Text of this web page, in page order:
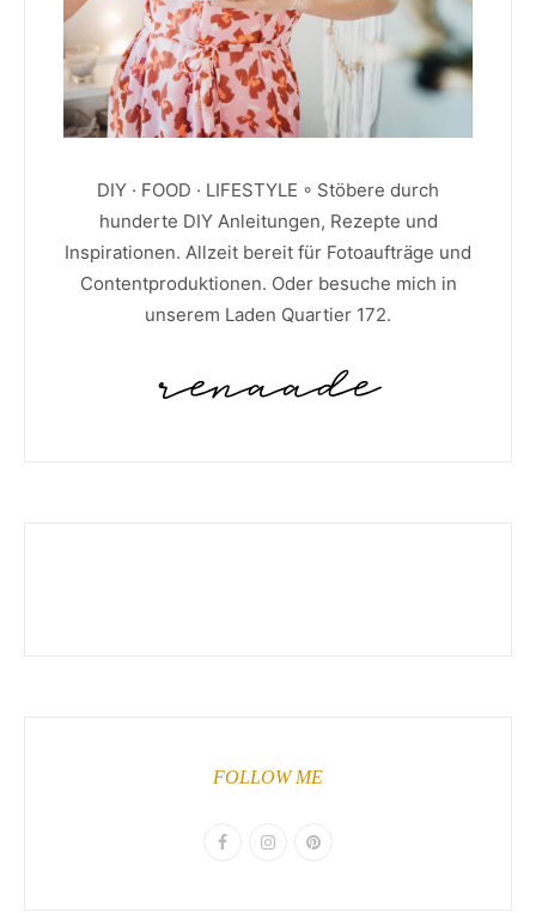
DIY · FOOD · LIFESTYLE ◦ Stöbere durch
hunderte DIY Anleitungen, Rezepte und
Inspirationen. Allzeit bereit für Fotoaufträge und
Contentproduktionen. Oder besuche mich in
unserem Laden Quartier 172.
FOLLOW ME